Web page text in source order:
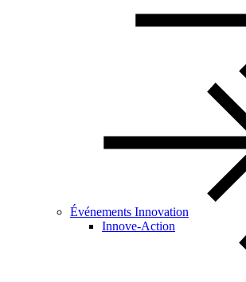
Événements Innovation
Innove-Action